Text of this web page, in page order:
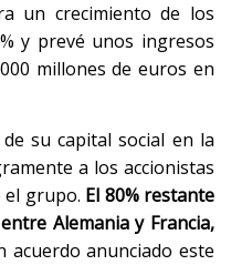
un crecimiento de los
y prevé unos ingresos
millones de euros en
su capital social en la
a los accionistas
el grupo. El 80% restante
Alemania y Francia,
acuerdo anunciado este